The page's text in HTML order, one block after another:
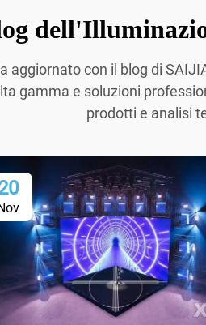
aggiornato con il blog di
gamma e soluzioni
prodotti e analisi